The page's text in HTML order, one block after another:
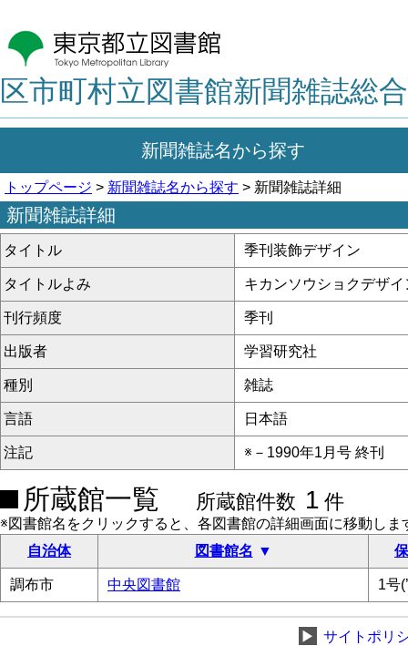
区市町村立図書館新聞雑誌総
新聞雑誌名から探す
トップページ > 新聞雑誌名から探す > 新聞雑誌詳細
新聞雑誌詳細
タイトル 季刊装飾デザイン
タイトルよみ キカンソウショクデザイ
刊行頻度 季刊
出版者 学習研究社
種別 雑誌
言語 日本語
注記 ※－1990年1月号 終刊
所蔵館一覧 所蔵館件数 1 件
※図書館名をクリックすると、各図書館の詳細画面に移動しま
自治体
図書館名
調布市 中央図書館 1号
▶ サイトポリ